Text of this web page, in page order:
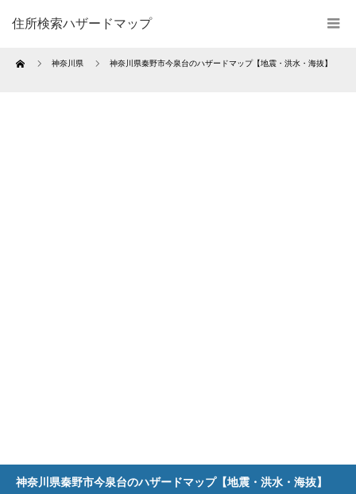
住所検索ハザードマップ
Home 神奈川県 神奈川県秦野市今泉台のハザードマップ【地震・洪水・海抜】
神奈川県秦野市今泉台のハザードマップ【地震・洪水・海抜】